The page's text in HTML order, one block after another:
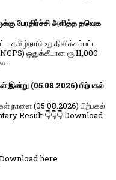
பேரதிர்ச்சி அளித்த தவெக
தமிழ்நாடு உறுதிளிக்கப்பட்ட
ஒதுக்கீடான ரூ.11,000
இன்று (05.08.2026) பிற்பகல்
நாளை (05.08.2026) பிற்பகல்
Result 👇👇👇 Download
Download here